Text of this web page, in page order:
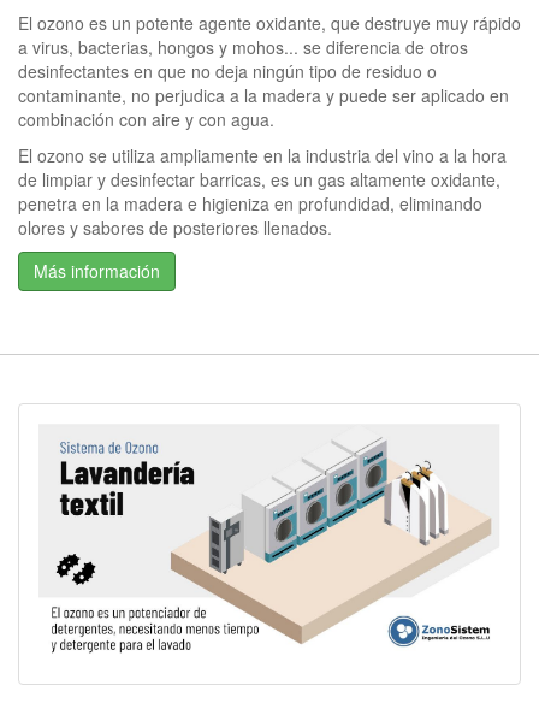
El ozono es un potente agente oxidante, que destruye muy rápido
a virus, bacterias, hongos y mohos... se diferencia de otros
desinfectantes en que no deja ningún tipo de residuo o
contaminante, no perjudica a la madera y puede ser aplicado en
combinación con aire y con agua.
El ozono se utiliza ampliamente en la industria del vino a la hora
de limpiar y desinfectar barricas, es un gas altamente oxidante,
penetra en la madera e higieniza en profundidad, eliminando
olores y sabores de posteriores llenados.
Más información